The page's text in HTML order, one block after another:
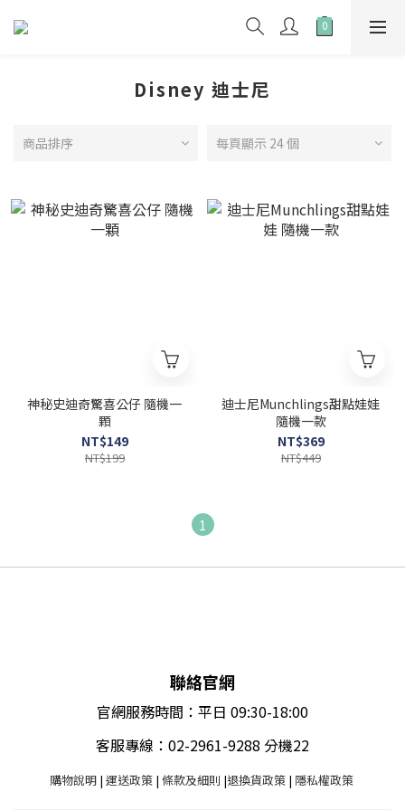
Disney 迪士尼
商品排序 每頁顯示 24 個
神秘史迪奇驚喜公仔 隨機一
顆
NT$149
NT$199
迪士尼Munchlings甜點娃娃
隨機一款
NT$369
NT$449
1
聯絡官網
官網服務時間：平日 09:30-18:00
客服專線：02-2961-9288 分機22
購物說明| 運送政策 | 條款及細則 |退換貨政策| 隱私權政策